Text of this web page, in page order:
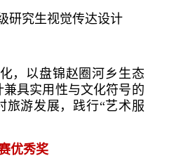
研究生视觉传达设计
，以盘锦赵圈河乡生态
具实用性与文化符号的
旅游发展，践行“艺术服
优秀奖